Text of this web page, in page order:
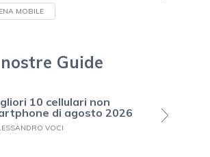
MOBILE
Guide
10 cellulari non
di agosto 2026
VOCI